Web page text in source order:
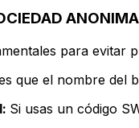
para evitar
que el nombre del
Si usas un código